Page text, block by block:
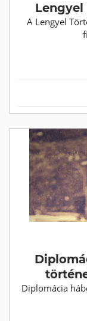
A Lengyel
Diplomácia